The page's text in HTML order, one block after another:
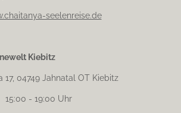
seelenreise.de
Kiebitz
17, 04749 Jahnatal OT Kiebitz
- 19:00 Uhr